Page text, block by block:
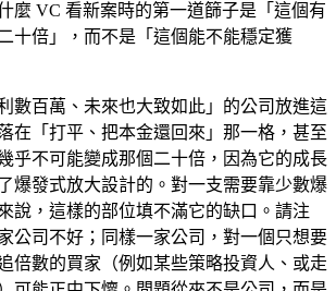
麼 VC 看新案時的第一道篩子是「這個有
十倍」，而不是「這個能不能穩定獲
數百萬、未來也大致如此」的公司放進這
在「打平、把本金還回來」那一格，甚至
不可能變成那個二十倍，因為它的成長
爆發式放大設計的。對一支需要靠少數爆
說，這樣的部位填不滿它的缺口。請注
公司不好；同樣一家公司，對一個只想要
倍數的買家（例如某些策略投資人、或走